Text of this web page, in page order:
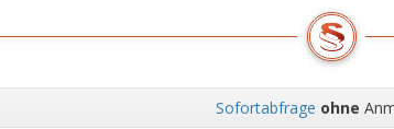
3,
gehemmt,
des
Sofortabfrage ohne